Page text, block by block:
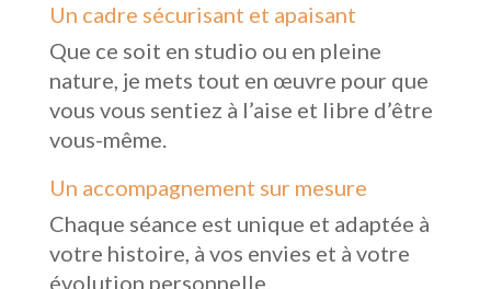
Un cadre sécurisant et apaisant
Que ce soit en studio ou en pleine
nature, je mets tout en œuvre pour que
vous vous sentiez à l’aise et libre d’être
vous-même.
Un accompagnement sur mesure
Chaque séance est unique et adaptée à
votre histoire, à vos envies et à votre
évolution personnelle.